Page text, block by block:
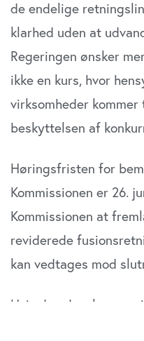
de endelige
klarhed uden at
Regeringen ønsker
ikke en kurs, hvor
virksomheder
beskyttelsen af
Høringsfristen for
Kommissionen er 26.
Kommissionen at
reviderede
kan vedtages mod
Hvis den danske